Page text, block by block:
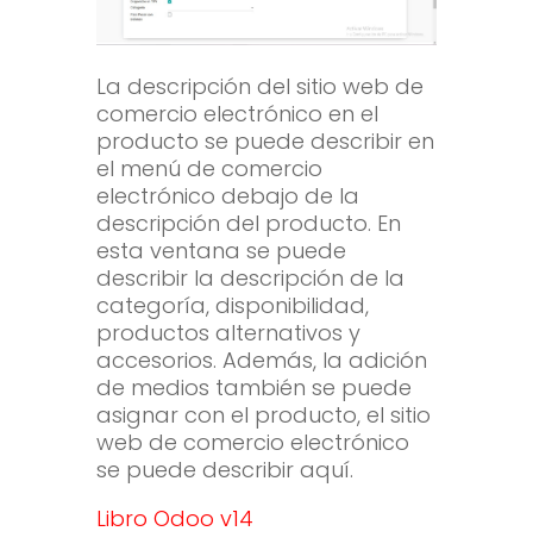
La descripción del sitio web de
comercio electrónico en el
producto se puede describir en
el menú de comercio
electrónico debajo de la
descripción del producto. En
esta ventana se puede
describir la descripción de la
categoría, disponibilidad,
productos alternativos y
accesorios. Además, la adición
de medios también se puede
asignar con el producto, el sitio
web de comercio electrónico
se puede describir aquí.
Libro Odoo v14